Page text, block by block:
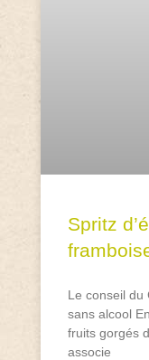
Spritz
Le conseil du
sans alcool
fruits gorgés
associe